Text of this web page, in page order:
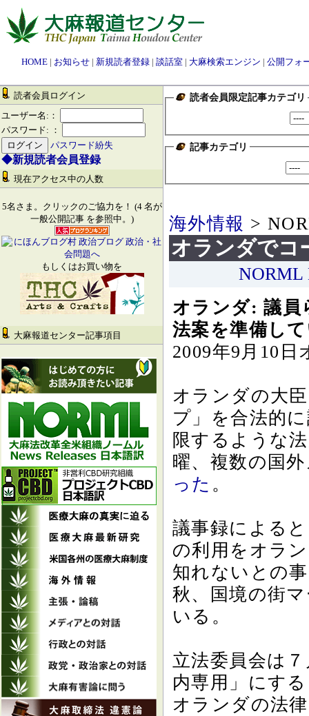
HOME | お知らせ | 新規読者登録 | 談話室 | 大麻検索エンジン | 公開フォ
読者会員ログイン
ユーザー名:：
パスワード: ：
パスワード紛失
◆新規読者会員登録
現在アクセス中の人数
5名さま。クリックのご協力を！ (4 名が
一般公開記事 を参照中。)
もしくはお買い物を
大麻報道センター記事項目
読者会員限定記事カテゴリ
記事カテゴリ
海外情報 >
オランダでコ
NORML
オランダ: 議員
法案を準備し
2009年9月10
オランダの大
プ」を合法的
限するような
曜、複数の国
った 。
議事録による
の利用をオラ
知れないとの
秋、国境の街
いる。
立法委員会は
内専用」にす
オランダの法